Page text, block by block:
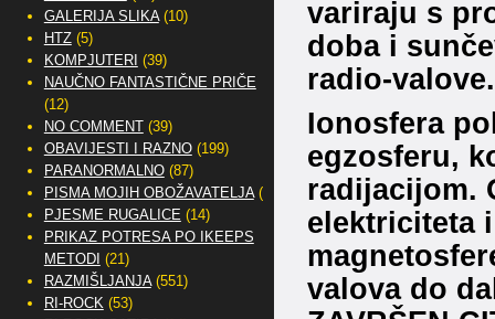
variraju s
doba i
radio-valove.
Ionosfera
egzosferu,
radijacijom.
elektriciteta
valova do
GALERIJA SLIKA(10)
HTZ(5)
KOMPJUTERI (39)
NAUČNO FANTASTIČNE PRIČE
(12)
NO COMMENT(39)
OBAVIJESTI I RAZNO(199)
PARANORMALNO(87)
PISMA MOJIH OBOŽAVATELJA(2)
PJESME RUGALICE (14)
PRIKAZ POTRESA PO IKEEPS
METODI (21)
RAZMIŠLJANJA(551)
RI-ROCK(53)